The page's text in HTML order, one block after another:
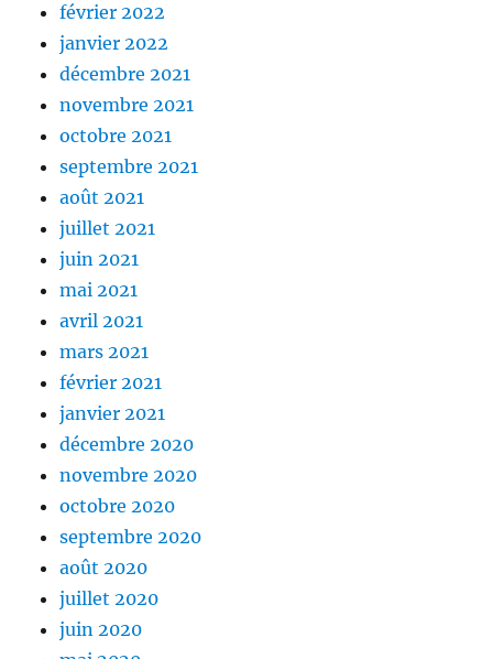
février 2022
janvier 2022
décembre 2021
novembre 2021
octobre 2021
septembre 2021
août 2021
juillet 2021
juin 2021
mai 2021
avril 2021
mars 2021
février 2021
janvier 2021
décembre 2020
novembre 2020
octobre 2020
septembre 2020
août 2020
juillet 2020
juin 2020